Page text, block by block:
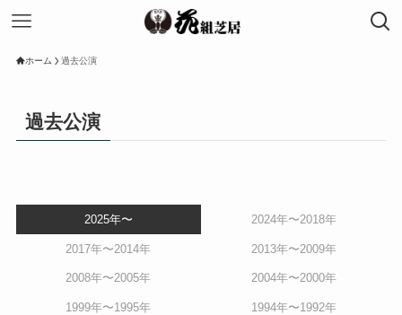
ホーム 過去公演
過去公演
2025年〜 2024年〜2018年
2017年〜2014年 2013年〜2009年
2008年〜2005年 2004年〜2000年
1999年〜1995年 1994年〜1992年